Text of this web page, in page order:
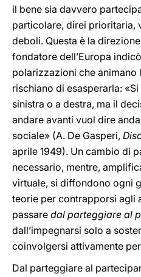
il bene sia davvero
particolare, direi prioritaria,
deboli. Questa è la
fondatore dell’Europa
polarizzazioni che animano
rischiano di esasperarla:
sinistra o a destra, ma il
andare avanti vuol dire
sociale» (A. De Gasperi,
aprile 1949). Un cambio di
necessario, mentre,
virtuale, si diffondono ogni
teorie per contrapporsi agli
passare dal parteggiare al
dall’impegnarsi solo a
coinvolgersi attivamente
Dal parteggiare al